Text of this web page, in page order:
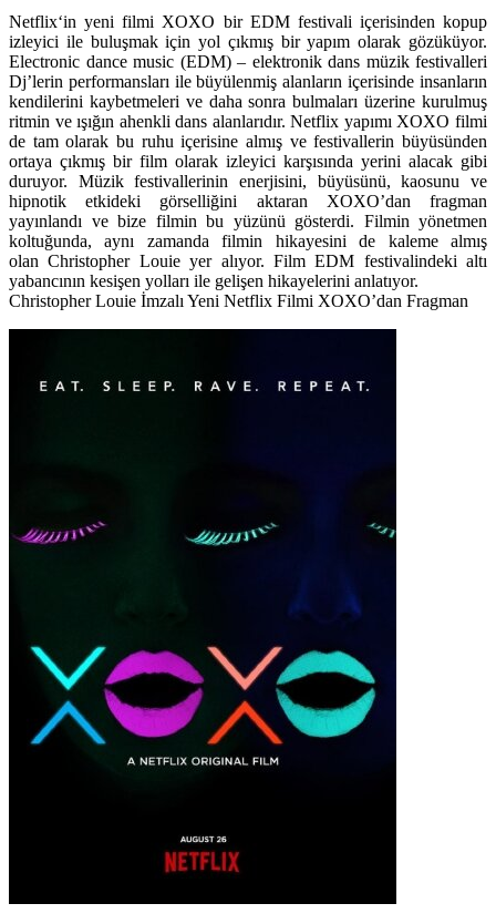
Netflix‘in yeni filmi XOXO bir EDM festivali içerisinden kopup
izleyici ile buluşmak için yol çıkmış bir yapım olarak gözüküyor.
Electronic dance music (EDM) – elektronik dans müzik festivalleri
Dj’lerin performansları ile büyülenmiş alanların içerisinde insanların
kendilerini kaybetmeleri ve daha sonra bulmaları üzerine kurulmuş
ritmin ve ışığın ahenkli dans alanlarıdır. Netflix yapımı XOXO filmi
de tam olarak bu ruhu içerisine almış ve festivallerin büyüsünden
ortaya çıkmış bir film olarak izleyici karşısında yerini alacak gibi
duruyor. Müzik festivallerinin enerjisini, büyüsünü, kaosunu ve
hipnotik etkideki görselliğini aktaran XOXO’dan fragman
yayınlandı ve bize filmin bu yüzünü gösterdi. Filmin yönetmen
koltuğunda, aynı zamanda filmin hikayesini de kaleme almış
olanChristopher Louie yer alıyor. Film EDM festivalindeki altı
yabancının kesişen yolları ile gelişen hikayelerini anlatıyor.
Christopher Louie İmzalı Yeni Netflix Filmi XOXO’dan Fragman